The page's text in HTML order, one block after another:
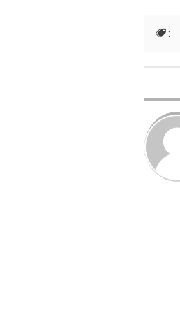
: